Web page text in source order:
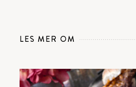
LES MER OM